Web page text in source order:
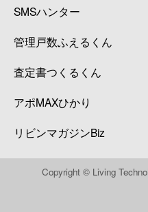
SMSハンター
管理戸数ふえるくん
査定書つくるくん
アポMAXひかり
リビンマガジンBiz
Copyright © Living